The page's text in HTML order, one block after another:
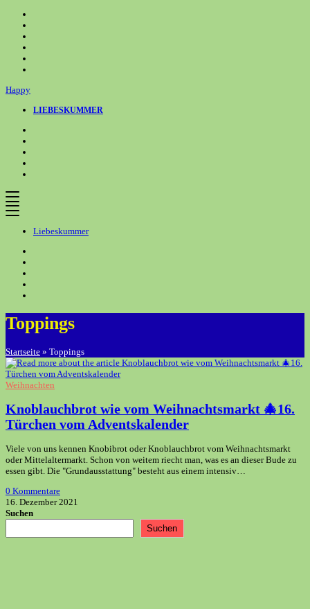
Inhalt
springen
Happy
LIEBESKUMMER
Liebeskummer
Toppings
Startseite » Toppings
Weihnachten
Knoblauchbrot wie vom Weihnachtsmarkt 🎄16.
Türchen vom Adventskalender
Viele von uns kennen Knobibrot oder Knoblauchbrot vom Weihnachtsmarkt
oder Mittelaltermarkt. Schon von weitem riecht man, was es an dieser Bude zu
essen gibt. Die "Grundausstattung" besteht aus einem intensiv…
0 Kommentare
16. Dezember 2021
Suchen
Suchen